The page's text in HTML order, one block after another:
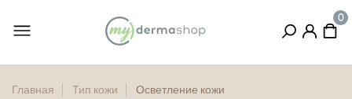
Главная Тип кожи Осветление кожи